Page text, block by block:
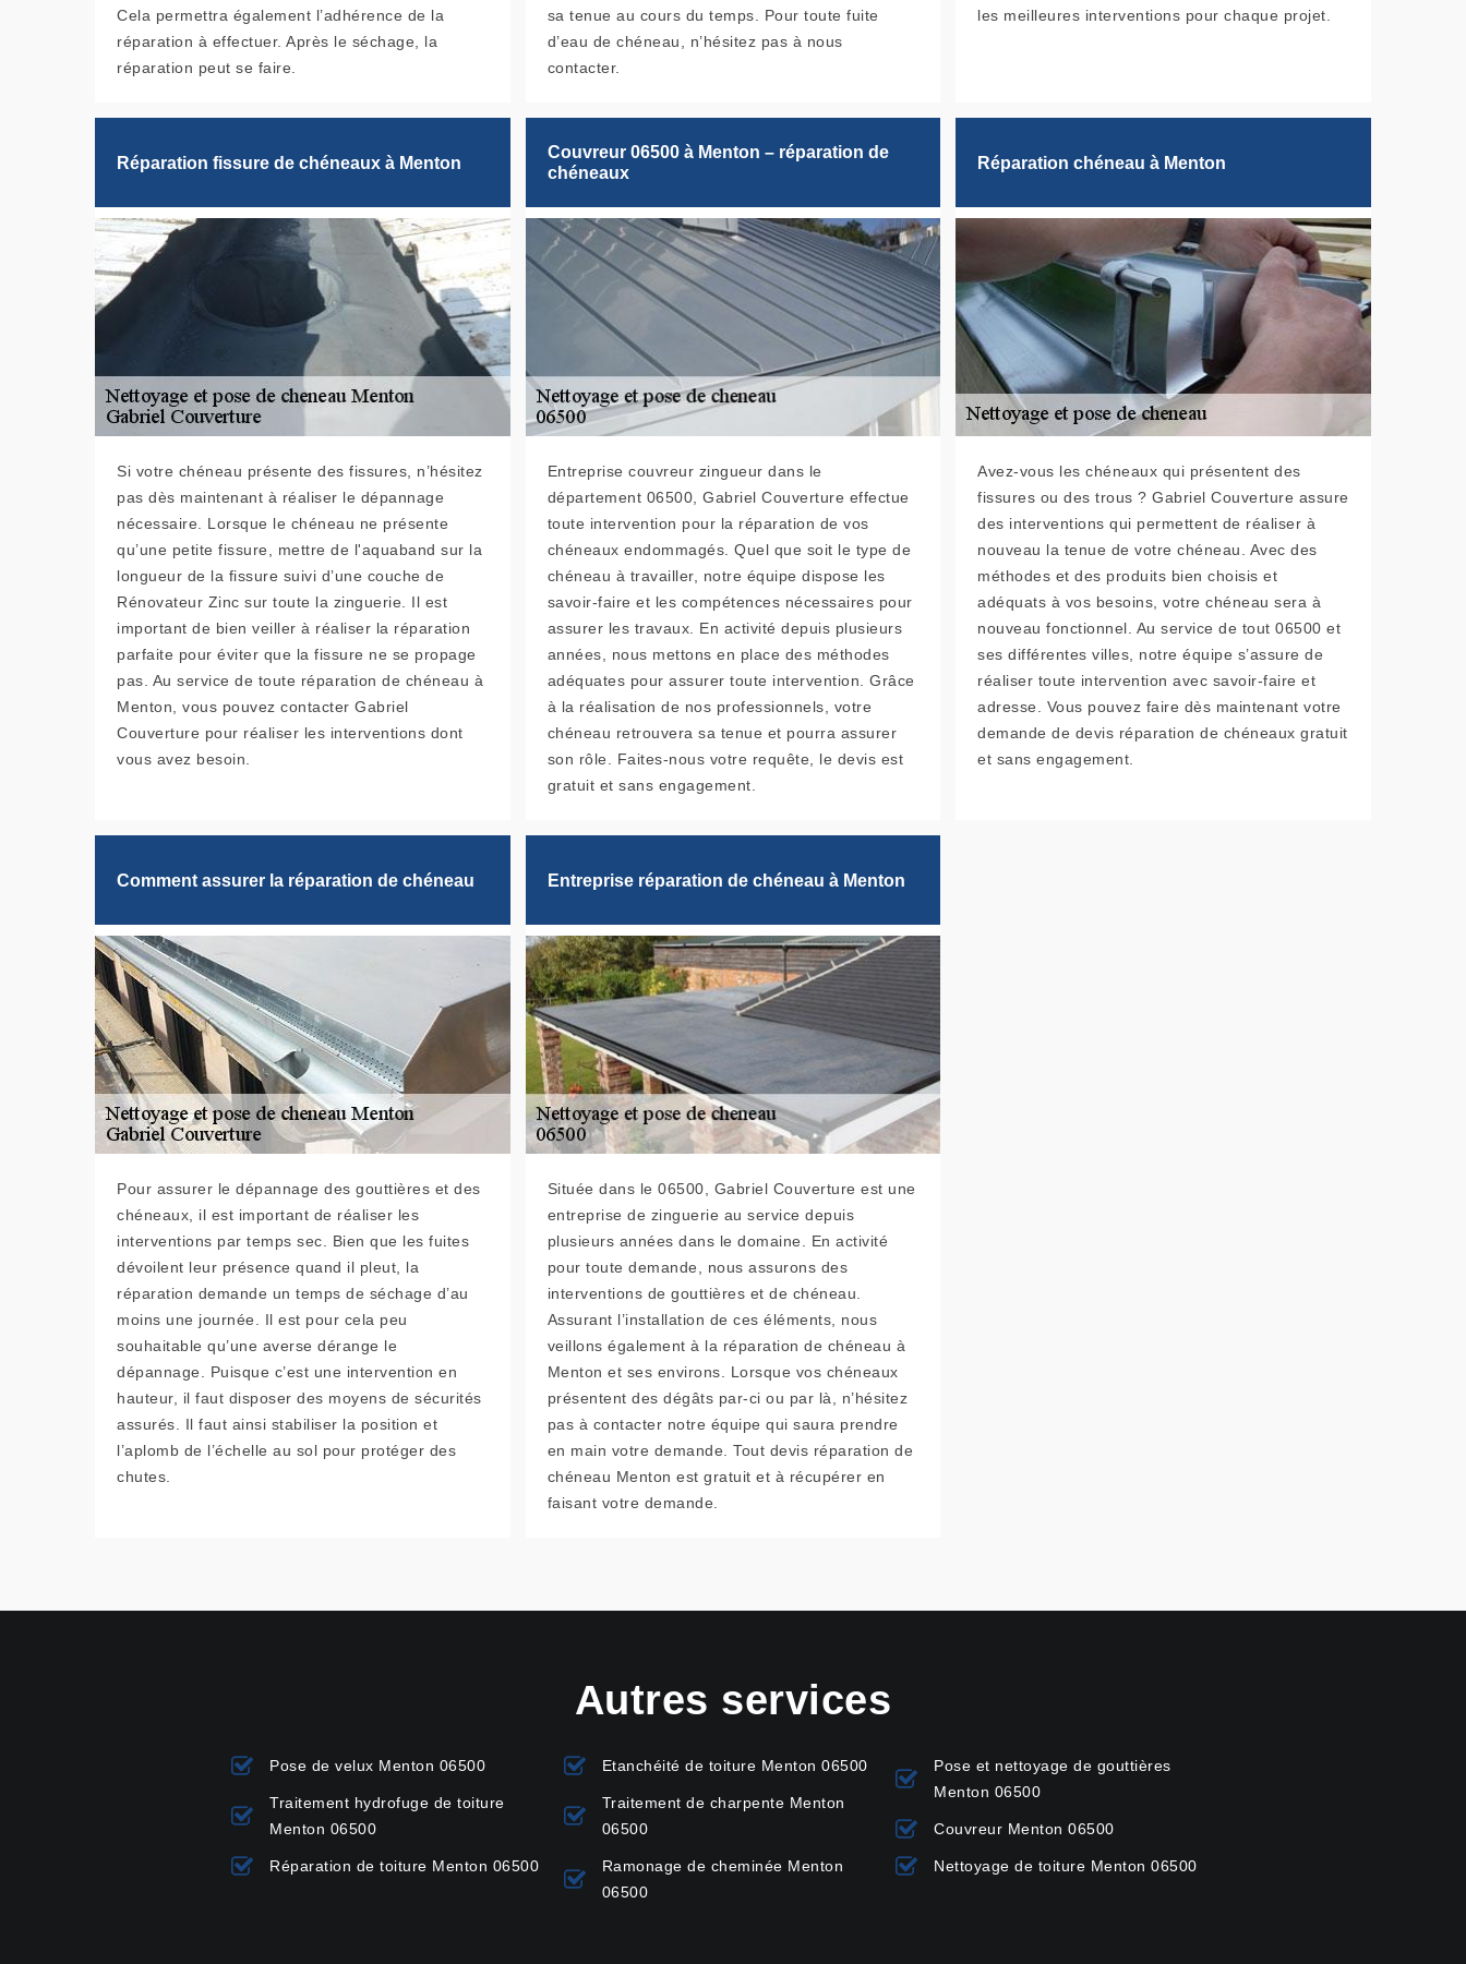
Cela permettra également l’adhérence de la
réparation à effectuer. Après le séchage, la
réparation peut se faire.
sa tenue au cours du temps. Pour toute fuite
d’eau de chéneau, n’hésitez pas à nous
contacter.
les meilleures interventions pour chaque projet.
Réparation fissure de chéneaux à Menton
Si votre chéneau présente des fissures, n’hésitez
pas dès maintenant à réaliser le dépannage
nécessaire. Lorsque le chéneau ne présente
qu’une petite fissure, mettre de l'aquaband sur la
longueur de la fissure suivi d’une couche de
Rénovateur Zinc sur toute la zinguerie. Il est
important de bien veiller à réaliser la réparation
parfaite pour éviter que la fissure ne se propage
pas. Au service de toute réparation de chéneau à
Menton, vous pouvez contacter Gabriel
Couverture pour réaliser les interventions dont
vous avez besoin.
Couvreur 06500 à Menton – réparation de
chéneaux
Entreprise couvreur zingueur dans le
département 06500, Gabriel Couverture effectue
toute intervention pour la réparation de vos
chéneaux endommagés. Quel que soit le type de
chéneau à travailler, notre équipe dispose les
savoir-faire et les compétences nécessaires pour
assurer les travaux. En activité depuis plusieurs
années, nous mettons en place des méthodes
adéquates pour assurer toute intervention. Grâce
à la réalisation de nos professionnels, votre
chéneau retrouvera sa tenue et pourra assurer
son rôle. Faites-nous votre requête, le devis est
gratuit et sans engagement.
Réparation chéneau à Menton
Avez-vous les chéneaux qui présentent des
fissures ou des trous ? Gabriel Couverture assure
des interventions qui permettent de réaliser à
nouveau la tenue de votre chéneau. Avec des
méthodes et des produits bien choisis et
adéquats à vos besoins, votre chéneau sera à
nouveau fonctionnel. Au service de tout 06500 et
ses différentes villes, notre équipe s’assure de
réaliser toute intervention avec savoir-faire et
adresse. Vous pouvez faire dès maintenant votre
demande de devis réparation de chéneaux gratuit
et sans engagement.
Comment assurer la réparation de chéneau
Pour assurer le dépannage des gouttières et des
chéneaux, il est important de réaliser les
interventions par temps sec. Bien que les fuites
dévoilent leur présence quand il pleut, la
réparation demande un temps de séchage d’au
moins une journée. Il est pour cela peu
souhaitable qu’une averse dérange le
dépannage. Puisque c’est une intervention en
hauteur, il faut disposer des moyens de sécurités
assurés. Il faut ainsi stabiliser la position et
l’aplomb de l’échelle au sol pour protéger des
chutes.
Entreprise réparation de chéneau à Menton
Située dans le 06500, Gabriel Couverture est une
entreprise de zinguerie au service depuis
plusieurs années dans le domaine. En activité
pour toute demande, nous assurons des
interventions de gouttières et de chéneau.
Assurant l’installation de ces éléments, nous
veillons également à la réparation de chéneau à
Menton et ses environs. Lorsque vos chéneaux
présentent des dégâts par-ci ou par là, n’hésitez
pas à contacter notre équipe qui saura prendre
en main votre demande. Tout devis réparation de
chéneau Menton est gratuit et à récupérer en
faisant votre demande.
Autres services
Pose de velux Menton 06500
Traitement hydrofuge de toiture
Menton 06500
Réparation de toiture Menton 06500
Etanchéité de toiture Menton 06500
Traitement de charpente Menton
06500
Ramonage de cheminée Menton
06500
Pose et nettoyage de gouttières
Menton 06500
Couvreur Menton 06500
Nettoyage de toiture Menton 06500